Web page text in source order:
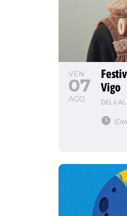
VEN
07
AGO
Vigo
DEL 6